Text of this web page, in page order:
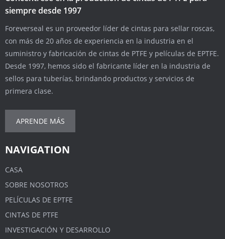
siempre desde 1997
Foreverseal es un proveedor líder de cintas para sellar roscas,
con más de 20 años de experiencia en la industria en el
suministro y fabricación de cintas de PTFE y películas de EPTFE.
Desde 1997, hemos sido el fabricante líder en la industria de
sellos para tuberías, brindando productos y servicios de
primera clase.
APRENDE MÁS
NAVIGATION
CASA
SOBRE NOSOTROS
PELÍCULAS DE EPTFE
CINTAS DE PTFE
INVESTIGACIÓN Y DESARROLLO